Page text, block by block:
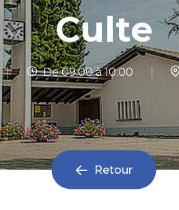
Culte
| De 09:00 à 10:00
Retour